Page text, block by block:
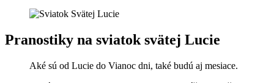
Pranostiky na sviatok svätej Lucie
Aké sú od Lucie do Vianoc dni, také budú aj mesiace.